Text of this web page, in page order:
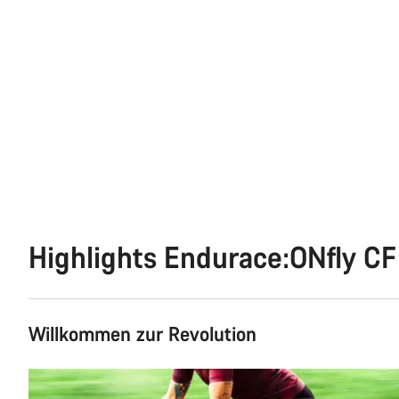
Highlights Endurace:ONfly
Willkommen zur Revolution